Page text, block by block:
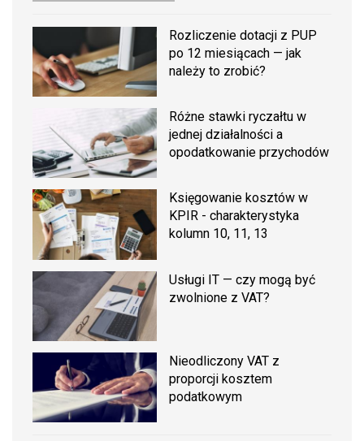
Rozliczenie dotacji z PUP
po 12 miesiącach — jak
należy to zrobić?
Różne stawki ryczałtu w
jednej działalności a
opodatkowanie przychodów
Księgowanie kosztów w
KPIR - charakterystyka
kolumn 10, 11, 13
Usługi IT — czy mogą być
zwolnione z VAT?
Nieodliczony VAT z
proporcji kosztem
podatkowym